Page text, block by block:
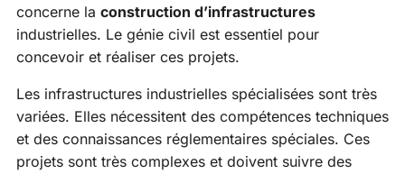
concerne la construction d’infrastructures
industrielles. Le génie civil est essentiel pour
concevoir et réaliser ces projets.
Les infrastructures industrielles spécialisées sont très
variées. Elles nécessitent des compétences techniques
et des connaissances réglementaires spéciales. Ces
projets sont très complexes et doivent suivre des